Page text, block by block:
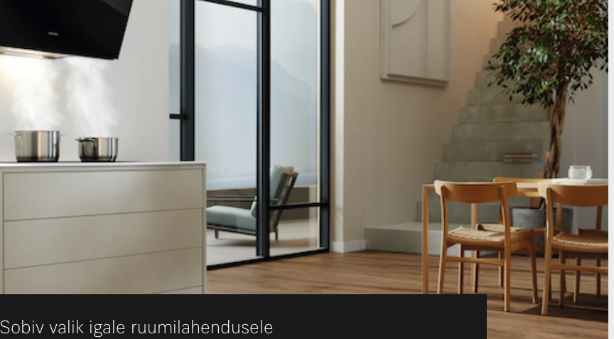
Sobiv valik igale ruumilahendusele